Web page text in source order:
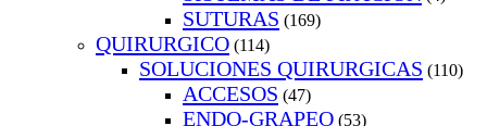
SUTURAS (169)
QUIRURGICO (114)
SOLUCIONES QUIRURGICAS (110)
ACCESOS (47)
ENDO-GRAPEO (53)